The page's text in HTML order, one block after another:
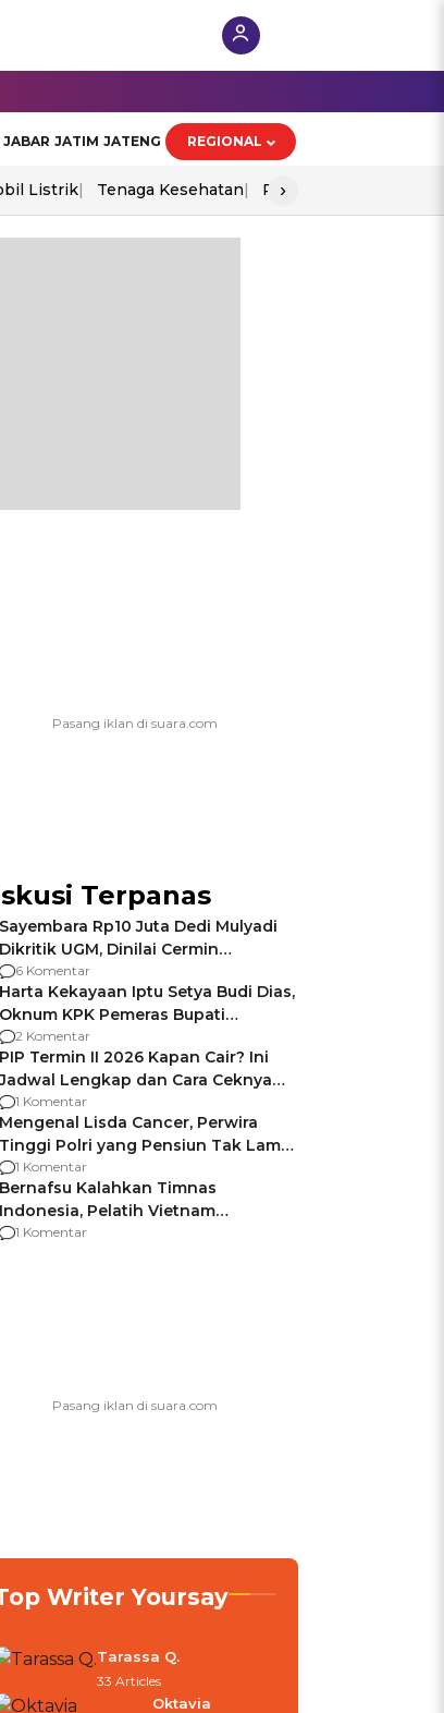
JABAR JATIM JATENG REGIONAL
Listrik Tenaga Kesehatan Perang As-Iran
›
Terpanas
Rp10 Juta Dedi Mulyadi
Dikritik UGM, Dinilai Cermin
Gagalnya Negara Jamin Keamanan
6 Komentar
Kekayaan Iptu Setya Budi Dias,
Oknum KPK Pemeras Bupati
Pemalang
2 Komentar
Termin II 2026 Kapan Cair? Ini
Jadwal Lengkap dan Cara Ceknya
agar Dana Tidak Hangus!
1 Komentar
Lisda Cancer, Perwira
Tinggi Polri yang Pensiun Tak Lama
Usai Jadi Brigjen
1 Komentar
Kalahkan Timnas
Indonesia, Pelatih Vietnam
Berencana Pakai Jimat di Pakansari
1 Komentar
Writer Yoursay
Tarassa Q.
33 Articles
Oktavia